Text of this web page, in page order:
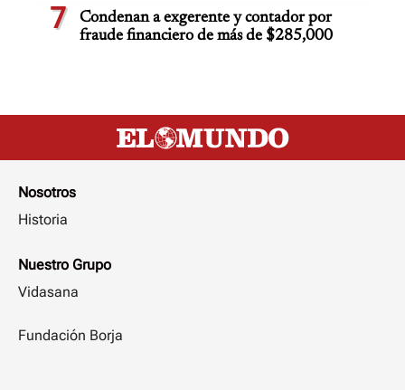
7
Condenan a exgerente y contador por
fraude financiero de más de $285,000
Nosotros
Historia
Nuestro Grupo
Vidasana
Fundación Borja